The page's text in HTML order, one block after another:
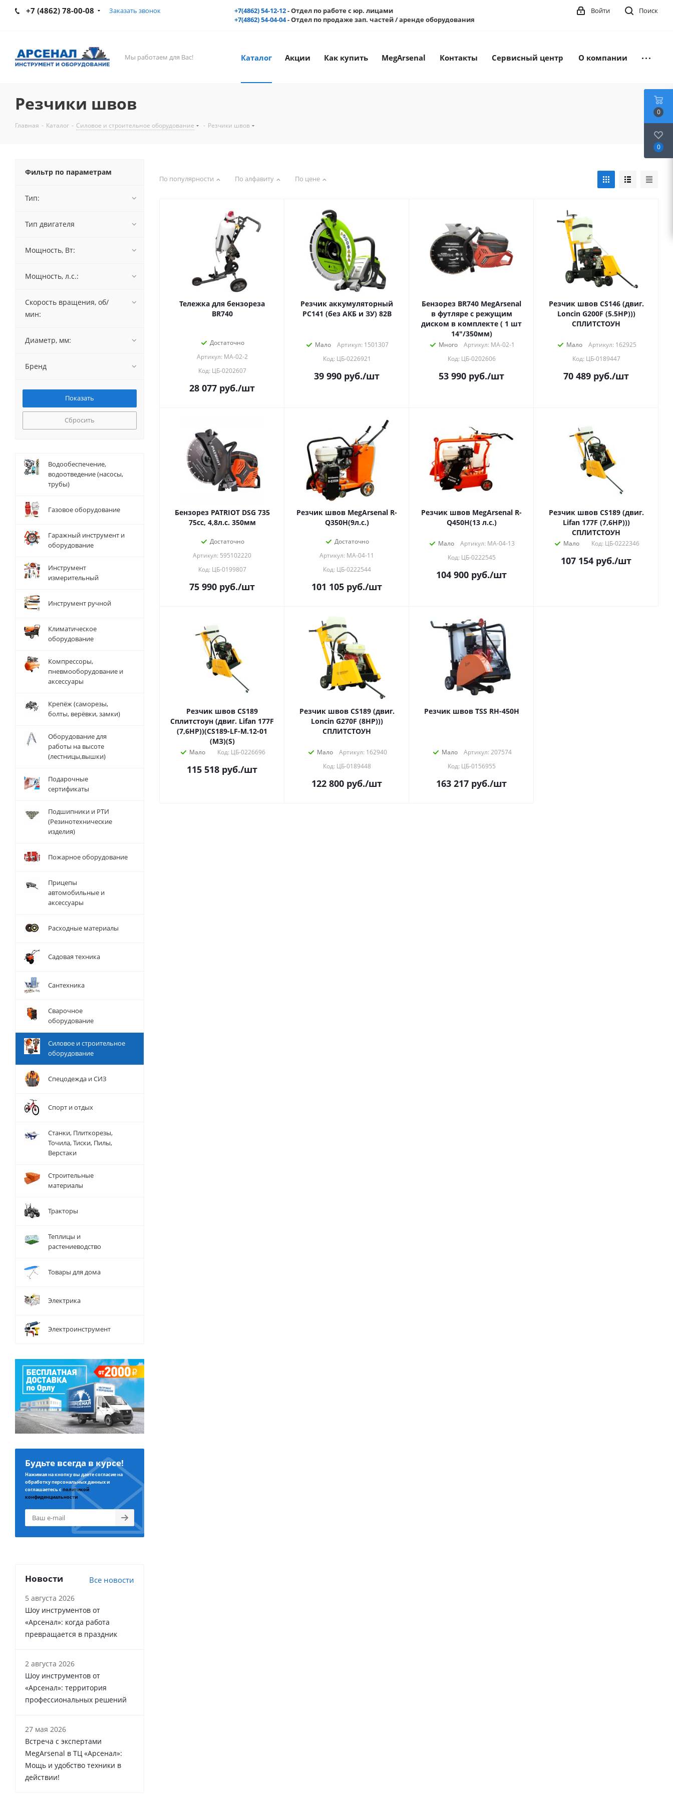
+7 (4862) 78-00-08 Заказать звонок +7(4862) 54-12-12- Отдел по работе с юр. лицами
+7(4862) 54-04-04- Отдел по продаже зап. частей / аренде оборудования
Поиск
Войти
Мы работаем для Вас! Каталог Акции Как купить MegArsenal Контакты Сервисный центр О компании
Резчики швов
Главная - Каталог - Силовое и строительное оборудование - Резчики швов
По популярности По алфавиту По цене
Тележка для бензореза
BR740
Достаточно
Артикул: МА-02-2
Код: ЦБ-0202607
28 077 руб./шт
Резчик аккумуляторный
PC141 (без АКБ и ЗУ) 82В
Мало
Артикул: 1501307
Код: ЦБ-0226921
39 990 руб./шт
Бензорез BR740 MegArsenal
в футляре с режущим
диском в комплекте ( 1 шт
14"/350мм)
Много
Артикул: МА-02-1
Код: ЦБ-0202606
53 990 руб./шт
Резчик швов СS146 (двиг.
Loncin G200F (5.5HP)))
СПЛИТСТОУН
Мало
Артикул: 162925
Код: ЦБ-0189447
70 489 руб./шт
Бензорез PATRIOT DSG 735
75сс, 4,8л.с. 350мм
Достаточно
Артикул: 595102220
Код: ЦБ-0199807
75 990 руб./шт
Резчик швов MegArsenal R-
Q350H(9л.с.)
Достаточно
Артикул: МА-04-11
Код: ЦБ-0222544
101 105 руб./шт
Резчик швов MegArsenal R-
Q450H(13 л.с.)
Мало
Артикул: МА-04-13
Код: ЦБ-0222545
104 900 руб./шт
Резчик швов СS189 (двиг.
Lifan 177F (7,6HP)))
СПЛИТСТОУН
Мало Код: ЦБ-0222346
107 154 руб./шт
Резчик швов CS189
Сплитстоун (двиг. Lifan 177F
(7,6HP))(CS189-LF-М.12-01
(МЗ)(S)
Мало Код: ЦБ-0226696
115 518 руб./шт
Резчик швов СS189 (двиг.
Loncin G270F (8HP)))
СПЛИТСТОУН
Мало
Артикул: 162940
Код: ЦБ-0189448
122 800 руб./шт
Резчик швов TSS RH-450H
Мало
Артикул: 207574
Код: ЦБ-0156955
163 217 руб./шт
Фильтр по параметрам
Тип:
Тип двигателя
Мощность, Вт:
Мощность, л.с.:
Скорость вращения, об/
мин:
Диаметр, мм:
Бренд
Сбросить
Водообеспечение,
водоотведение (насосы,
трубы)
Газовое оборудование
Гаражный инструмент и
оборудование
Инструмент
измерительный
Инструмент ручной
Климатическое
оборудование
Компрессоры,
пневмооборудование и
аксессуары
Крепёж (саморезы,
болты, верёвки, замки)
Оборудование для
работы на высоте
(лестницы,вышки)
Подарочные
сертификаты
Подшипники и РТИ
(Резинотехнические
изделия)
Пожарное оборудование
Прицепы
автомобильные и
аксессуары
Расходные материалы
Садовая техника
Сантехника
Сварочное
оборудование
Силовое и строительное
оборудование
Спецодежда и СИЗ
Спорт и отдых
Станки, Плиткорезы,
Точила, Тиски, Пилы,
Верстаки
Строительные
материалы
Тракторы
Теплицы и
растениеводство
Товары для дома
Электрика
Электроинструмент
Будьте всегда в курсе!
Нажимая на кнопку вы даете согласие на
обработку персональных данных и
соглашаетесь сполитикой
конфиденциальности
Новости Все новости
5 августа 2026
Шоу инструментов от
«Арсенал»: когда работа
превращается в праздник
2 августа 2026
Шоу инструментов от
«Арсенал»: территория
профессиональных решений
27 мая 2026
Встреча с экспертами
MegArsenal в ТЦ «Арсенал»:
Мощь и удобство техники в
действии!
0
0